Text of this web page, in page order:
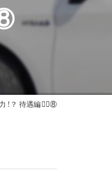
!？ 待遇編🕵🏻⑧